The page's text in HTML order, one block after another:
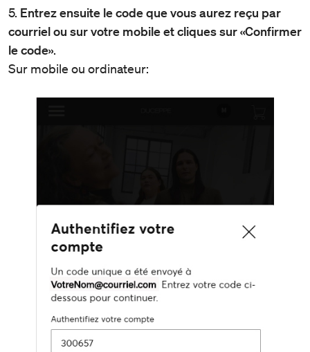
5. Entrez ensuite le code que vous aurez reçu par
courriel ou sur votre mobile et cliques sur «Confirmer
le code».
Sur mobile ou ordinateur: